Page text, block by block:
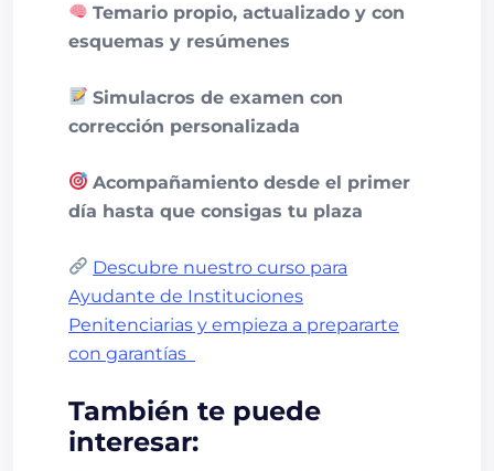
Temario propio, actualizado y con
esquemas y resúmenes
Simulacros de examen con
corrección personalizada
Acompañamiento desde el primer
día hasta que consigas tu plaza
Descubre nuestro curso para
Ayudante de Instituciones
Penitenciarias y empieza a prepararte
con garantías
También te puede
interesar: